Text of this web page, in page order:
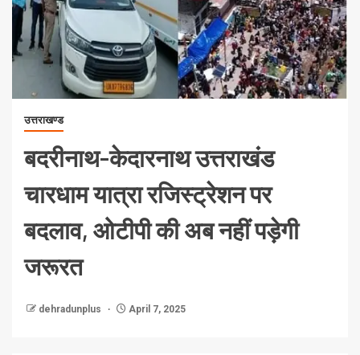
उत्तराखण्ड
बदरीनाथ-केदारनाथ उत्तराखंड
चारधाम यात्रा रजिस्ट्रेशन पर
बदलाव, ओटीपी की अब नहीं पड़ेगी
जरूरत
dehradunplus April 7, 2025